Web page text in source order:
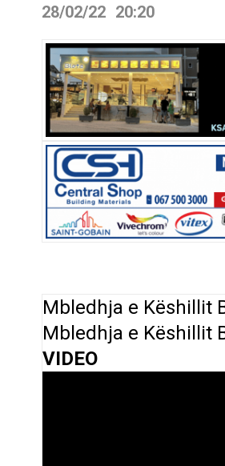
28/02/22 20:20
Mbledhja e Këshillit
Mbledhja e Këshillit
VIDEO